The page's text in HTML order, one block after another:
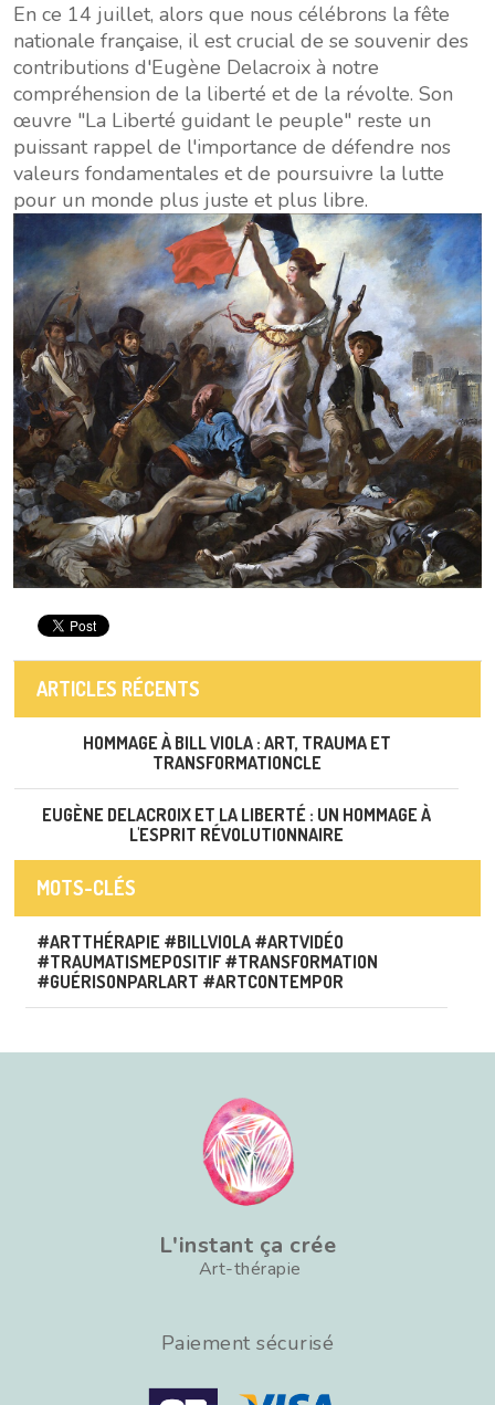
En ce 14 juillet, alors que nous célébrons la fête
nationale française, il est crucial de se souvenir des
contributions d'Eugène Delacroix à notre
compréhension de la liberté et de la révolte. Son
œuvre "La Liberté guidant le peuple" reste un
puissant rappel de l'importance de défendre nos
valeurs fondamentales et de poursuivre la lutte
pour un monde plus juste et plus libre.
ARTICLES RÉCENTS
HOMMAGE À BILL VIOLA : ART, TRAUMA ET
TRANSFORMATIONCLE
EUGÈNE DELACROIX ET LA LIBERTÉ : UN HOMMAGE À
L'ESPRIT RÉVOLUTIONNAIRE
MOTS-CLÉS
#ARTTHÉRAPIE #BILLVIOLA #ARTVIDÉO
#TRAUMATISMEPOSITIF #TRANSFORMATION
#GUÉRISONPARLART #ARTCONTEMPOR
L'instant ça crée
Art-thérapie
Paiement sécurisé